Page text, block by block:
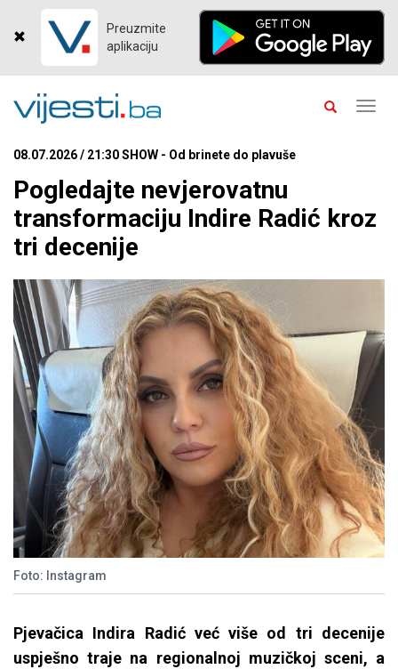
Preuzmite
aplikaciju
08.07.2026 / 21:30 SHOW - Od brinete do plavuše
Pogledajte nevjerovatnu
transformaciju Indire Radić kroz
tri decenije
Foto: Instagram
Pjevačica Indira Radić već više od tri decenije
uspješno traje na regionalnoj muzičkoj sceni, a